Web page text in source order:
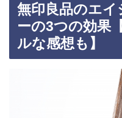
無印良品のエ
ーの3つの効果
ルな感想も】